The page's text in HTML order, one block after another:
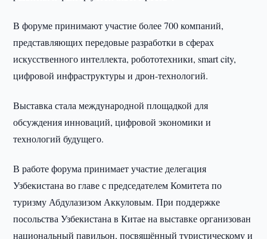
В форуме принимают участие более 700 компаний,
представляющих передовые разработки в сферах
искусственного интеллекта, робототехники, smart city,
цифровой инфраструктуры и дрон-технологий.
Выставка стала международной площадкой для
обсуждения инноваций, цифровой экономики и
технологий будущего.
В работе форума принимает участие делегация
Узбекистана во главе с председателем Комитета по
туризму Абдулазизом Аккуловым. При поддержке
посольства Узбекистана в Китае на выставке организован
национальный павильон, посвящённый туристическому и